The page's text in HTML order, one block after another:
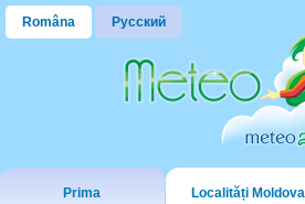
Româna Русский
Prima Localități Moldova